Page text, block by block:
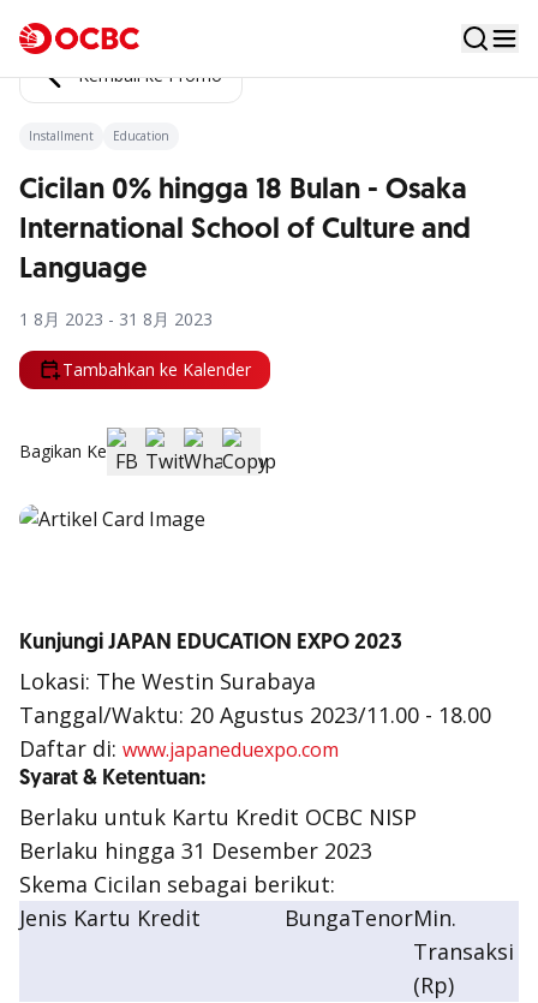
Kembali ke Promo
Installment Education
Cicilan 0% hingga 18 Bulan - Osaka
International School of Culture and
Language
1 8月 2023 - 31 8月 2023
Tambahkan ke Kalender
Bagikan Ke
Kunjungi JAPAN EDUCATION EXPO 2023
Lokasi: The Westin Surabaya
Tanggal/Waktu: 20 Agustus 2023/11.00 - 18.00
Daftar di: www.japaneduexpo.com
Syarat & Ketentuan:
Berlaku untuk Kartu Kredit OCBC NISP
Berlaku hingga 31 Desember 2023
Skema Cicilan sebagai berikut:
Jenis Kartu Kredit
BungaTenorMin.
Transaksi
(Rp)